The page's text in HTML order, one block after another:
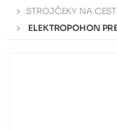
STROJČEKY NA
ELEKTROPOHON